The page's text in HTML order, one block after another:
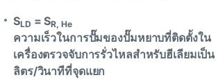
SLD = SR, He
ความเร็วในการปั๊มของปั๊มหยาบที่ติดตั้งใน
เครื่องตรวจจับการรั่วไหลสําหรับฮีเลียมเป็น
ลิตร/วินาทีที่จุดแยก